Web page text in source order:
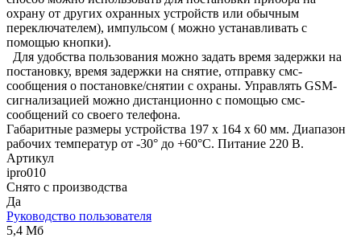
охрану от других охранных устройств или обычным
переключателем), импульсом ( можно устанавливать с
помощью кнопки).
Для удобства пользования можно задать время задержки на
постановку, время задержки на снятие, отправку смс-
сообщения о постановке/снятии с охраны. Управлять GSM-
сигнализацией можно дистанционно с помощью смс-
сообщений со своего телефона.
Габаритные размеры устройства 197 x 164 x 60 мм. Диапазон
рабочих температур от -30° до +60°C. Питание 220 В.
Артикул
ipro010
Снято с производства
Да
Руководство пользователя
5,4 Мб